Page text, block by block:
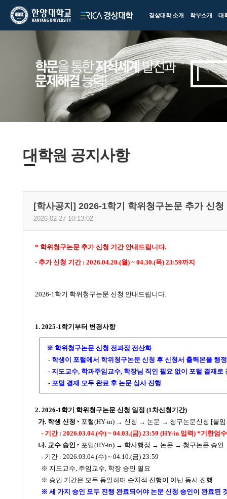
한양대학교
한양대학교
ERICA
경상대학
경상대학 소개 학부소개 대
대학원 공지사항
[학사공지] 2026-1학기 학위청구논문 추가 신
2026-02-27 10:13:02
​* 학위청구논문 추가 신청 기간 안내드립니다.
- 추가 신청 기간 : 2026.04.20.(월) ~ 04.30.(목) 23:59까지
2026-1학기 학위청구논문 신청 안내드립니다.
1. 2025-1학기부터 변경사항
※ 학위청구논문 신청 전과정 전산화
- 학생이 포털에서 학위청구논문 신청 후 신청서 출력본을 행
- 지도교수, 학과주임교수, 학장님 직인 필요 없이 포털 결재로
- 포털 결재 모두 완료 후 논문 심사 진행
2. 2026-1학기 학위청구논문 신청 일정 (1차신청기간)
가. 학생 신청 ‣ 포털(HY-in) → 신청 → 논문 → 청구논문신청 [붙임
- 기간 : 2026.03.04.(수) ~ 04.03.(금) 23:59 (HY-in 입력) *기한엄수
나. 교수 승인 ‣ 포털(HY-in) → 학사행정 → 논문 → 청구논문 승인
- 기간 : 2026.03.04.(수) ~ 04.10.(금) 23:59
※ 지도교수, 주임교수, 학장 승인 필요
※ 승인 기간은 모두 동일하며 순차적 진행이 아닌 동시 진행
※ 세 가지 승인 모두 진행 완료되어야 논문 신청 승인이 완료된